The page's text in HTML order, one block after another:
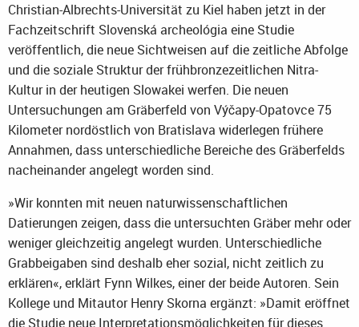
Christian-Albrechts-Universität zu Kiel haben jetzt in der
Fachzeitschrift Slovenská archeológia eine Studie
veröffentlich, die neue Sichtweisen auf die zeitliche Abfolge
und die soziale Struktur der frühbronzezeitlichen Nitra-
Kultur in der heutigen Slowakei werfen. Die neuen
Untersuchungen am Gräberfeld von Výčapy-Opatovce 75
Kilometer nordöstlich von Bratislava widerlegen frühere
Annahmen, dass unterschiedliche Bereiche des Gräberfelds
nacheinander angelegt worden sind.
»Wir konnten mit neuen naturwissenschaftlichen
Datierungen zeigen, dass die untersuchten Gräber mehr oder
weniger gleichzeitig angelegt wurden. Unterschiedliche
Grabbeigaben sind deshalb eher sozial, nicht zeitlich zu
erklären«, erklärt Fynn Wilkes, einer der beide Autoren. Sein
Kollege und Mitautor Henry Skorna ergänzt: »Damit eröffnet
die Studie neue Interpretationsmöglichkeiten für dieses